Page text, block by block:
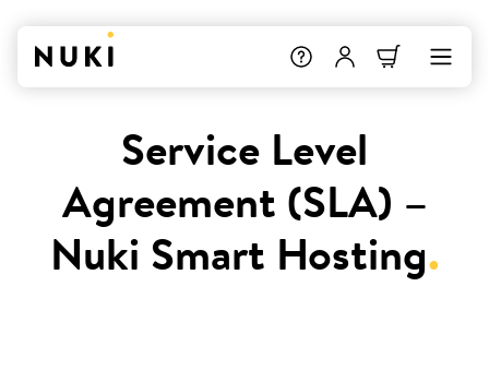
Service Level
Agreement (SLA) –
Nuki Smart Hosting.